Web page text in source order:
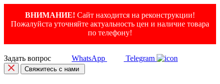
ВНИМАНИЕ! Сайт находится на реконструкции!
Пожалуйста уточняйте актуальность цен и наличие товара
по телефону!
Задать вопрос WhatsApp Telegram
Свяжитесь с нами